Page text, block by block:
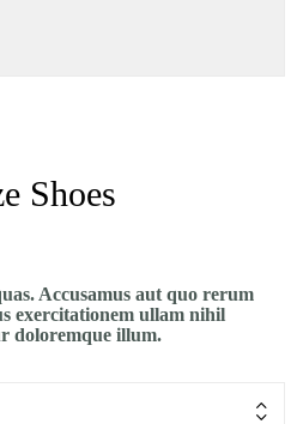
Shoes
Accusamus aut quo rerum
exercitationem ullam nihil
doloremque illum.